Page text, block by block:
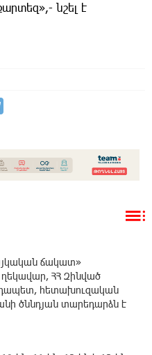
նշել է
ճակատ»
ղեկավար, ՀՀ Զինված
հետախուզական
ծննդյան տարեդարձն է